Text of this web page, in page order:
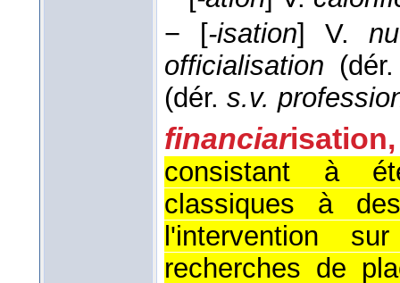
− [-isation] V.
officialisation
(dér. s.v.
financiar
consistant à
classiques à
l'intervention
recherches de